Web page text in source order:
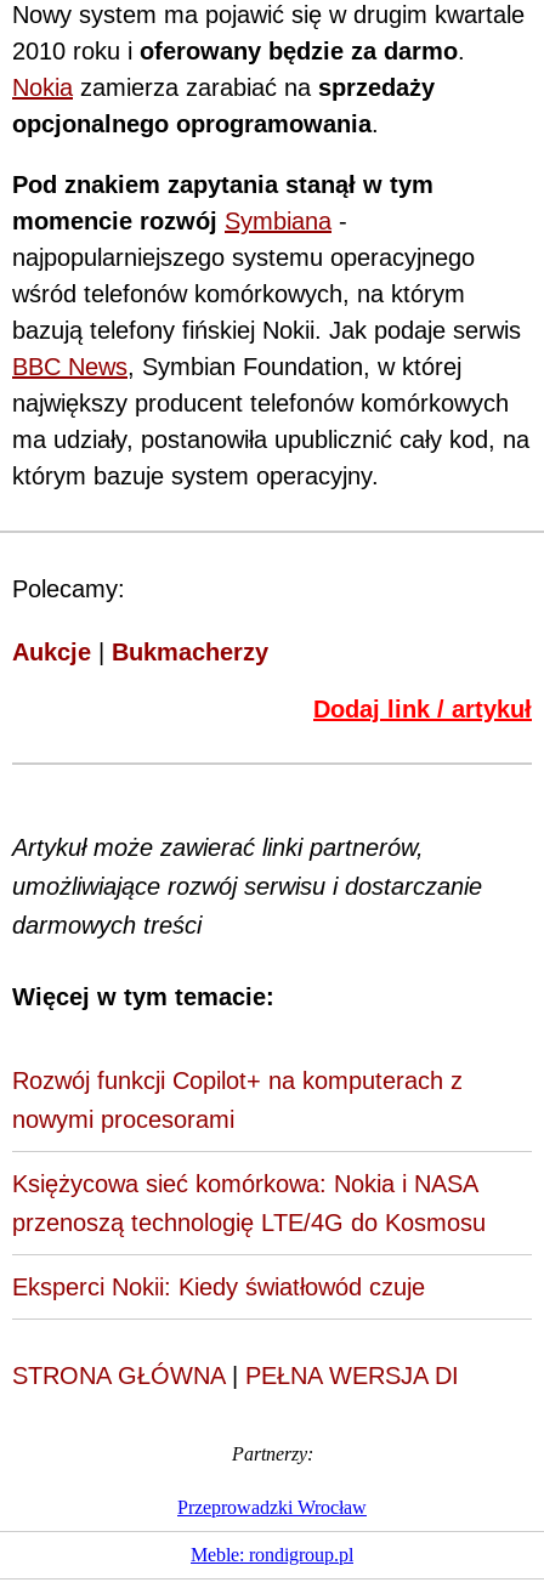
Nowy system ma pojawić się w drugim kwartale
2010 roku i oferowany będzie za darmo.
Nokia zamierza zarabiać na sprzedaży
opcjonalnego oprogramowania.
Pod znakiem zapytania stanął w tym
momencie rozwój Symbiana -
najpopularniejszego systemu operacyjnego
wśród telefonów komórkowych, na którym
bazują telefony fińskiej Nokii. Jak podaje serwis
BBC News, Symbian Foundation, w której
największy producent telefonów komórkowych
ma udziały, postanowiła upublicznić cały kod, na
którym bazuje system operacyjny.
Polecamy:
Aukcje Bukmacherzy
Dodaj link / artykuł
Artykuł może zawierać linki partnerów,
umożliwiające rozwój serwisu i dostarczanie
darmowych treści
Więcej w tym temacie:
Rozwój funkcji Copilot+ na komputerach z
nowymi procesorami
Księżycowa sieć komórkowa: Nokia i NASA
przenoszą technologię LTE/4G do Kosmosu
Eksperci Nokii: Kiedy światłowód czuje
STRONA GŁÓWNA| PEŁNA WERSJA DI
Partnerzy:
Przeprowadzki Wrocław
Meble: rondigroup.pl